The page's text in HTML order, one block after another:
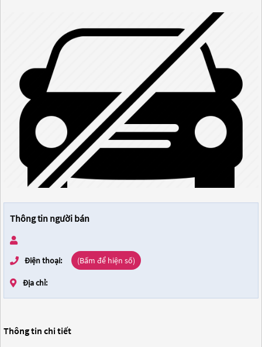
Thông tin người bán
Điện thoại: (Bấm để hiện số)
Địa chỉ:
Thông tin chi tiết